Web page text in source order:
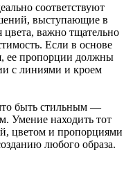
соответствуют
выступающие в
важно тщательно
Если в основе
ее пропорции должны
с линиями и кроем
быть стильным —
Умение находить тот
цветом и пропорциями
любого образа.